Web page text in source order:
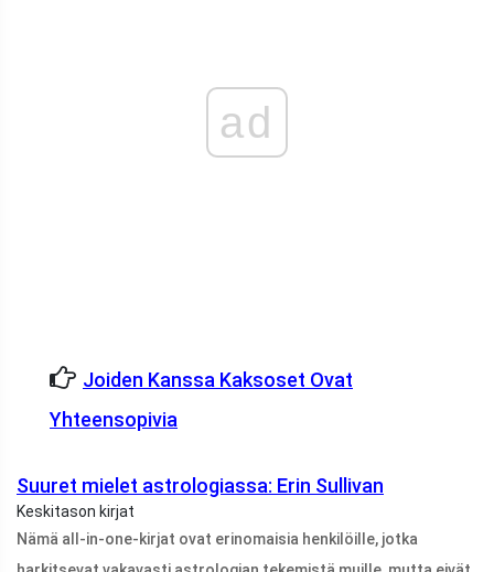
ad
Joiden Kanssa Kaksoset Ovat
Yhteensopivia
Suuret mielet astrologiassa: Erin Sullivan
Keskitason kirjat
Nämä all-in-one-kirjat ovat erinomaisia ​​henkilöille, jotka